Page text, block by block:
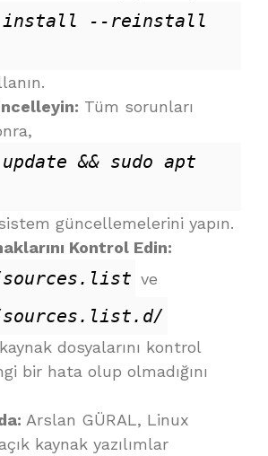
install --reinstall
Tüm sorunları
&& sudo apt
güncellemelerini yapın.
Kontrol Edin:
ve
dosyalarını kontrol
bir hata olup olmadığını
Arslan GÜRAL, Linux
kaynak yazılımlar